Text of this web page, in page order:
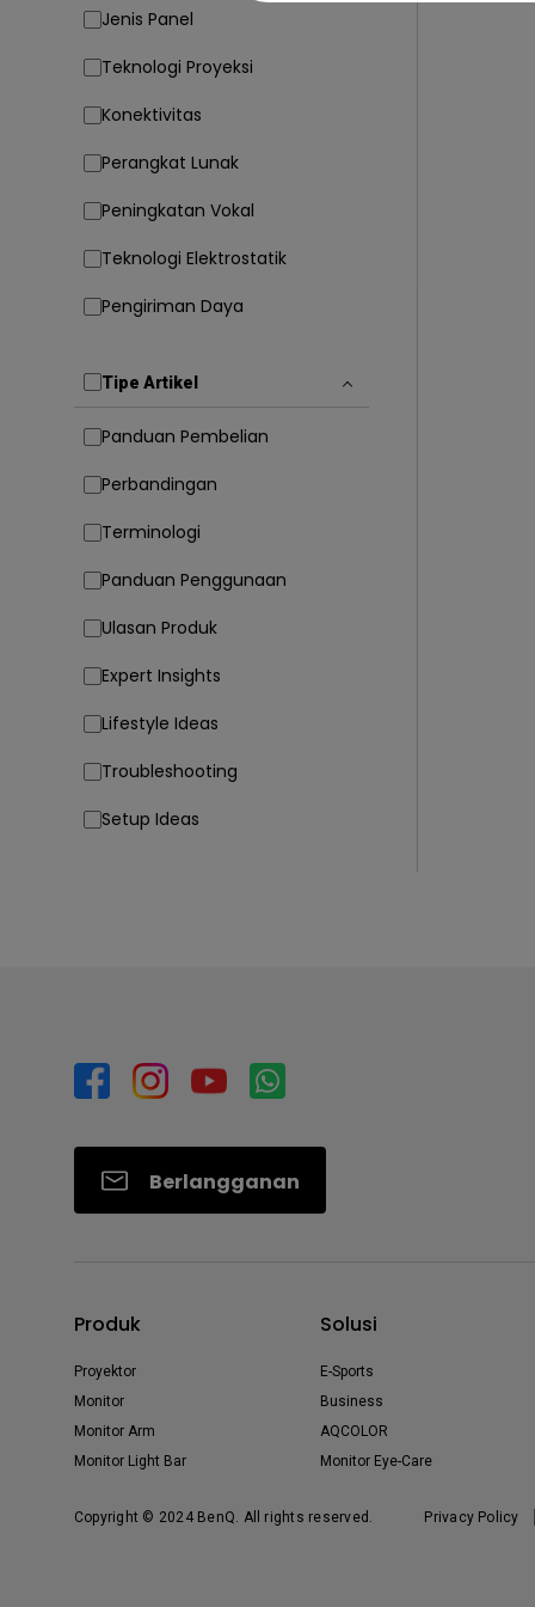
Jenis Panel
Teknologi Proyeksi
Konektivitas
Perangkat Lunak
Peningkatan Vokal
Teknologi Elektrostatik
Pengiriman Daya
Tipe Artikel
Panduan Pembelian
Perbandingan
Terminologi
Panduan Penggunaan
Ulasan Produk
Expert Insights
Lifestyle Ideas
Troubleshooting
Setup Ideas
Berlangganan
Produk
Proyektor
Monitor
Monitor Arm
Monitor Light Bar
Solusi
E-Sports
Business
AQCOLOR
Monitor Eye-Care
Copyright © 2024 BenQ. All rights reserved. Privacy Policy